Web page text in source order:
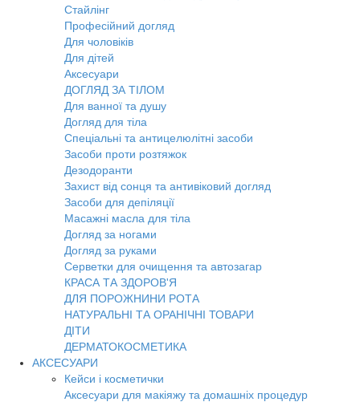
Стайлінг
Професійний догляд
Для чоловіків
Для дітей
Аксесуари
ДОГЛЯД ЗА ТІЛОМ
Для ванної та душу
Догляд для тіла
Спеціальні та антицелюлітні засоби
Засоби проти розтяжок
Дезодоранти
Захист від сонця та антивіковий догляд
Засоби для депіляції
Масажні масла для тіла
Догляд за ногами
Догляд за руками
Серветки для очищення та автозагар
КРАСА ТА ЗДОРОВ'Я
ДЛЯ ПОРОЖНИНИ РОТА
НАТУРАЛЬНІ ТА ОРАНІЧНІ ТОВАРИ
ДІТИ
ДЕРМАТОКОСМЕТИКА
АКСЕСУАРИ
Кейси і косметички
Аксесуари для макіяжу та домашніх процедур